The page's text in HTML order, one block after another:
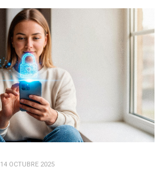
14 OCTUBRE 2025